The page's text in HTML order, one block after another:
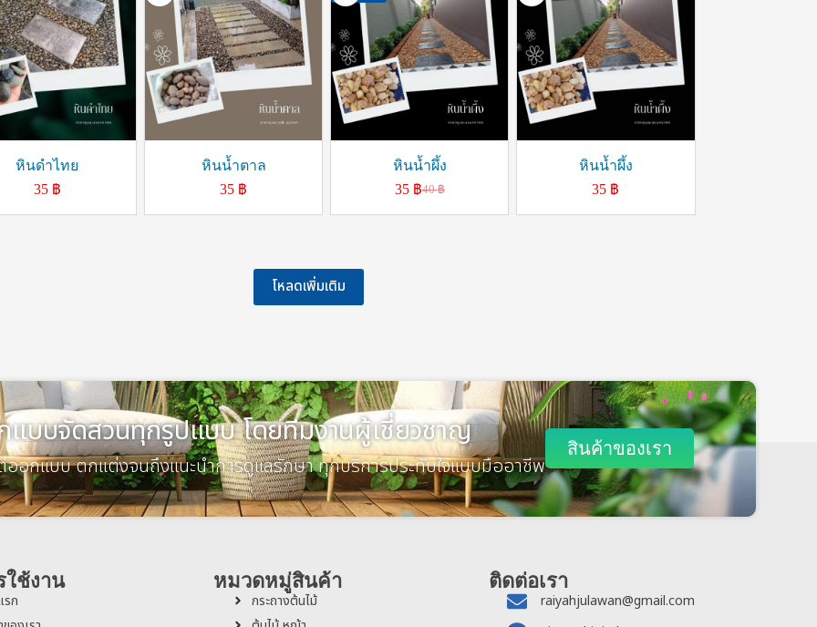
หินดำไทย
35 ฿
หินน้ำตาล
35 ฿
หินน้ำผึ้ง
40฿
35 ฿
หินน้ำผึ้ง
35 ฿
โหลดเพิ่มเติม
แบบจัดสวนทุกรูปแบบ โดยทีมงานผู้เชี่ยวชาญ
ออกแบบ ตกแต่งจนถึงแนะนำการดูแลรักษา ทุกบริการประทับใจแบบมืออาชีพ
สินค้าของเรา
ใช้งาน
รก
หมวดหมู่สินค้า
กระถางต้นไม้
ติดต่อเรา
raiyahjulawan@gmail.com